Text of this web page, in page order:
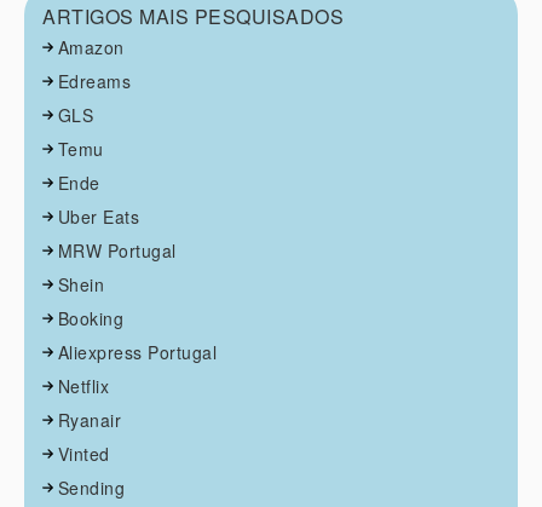
ARTIGOS MAIS PESQUISADOS
Amazon
Edreams
GLS
Temu
Ende
Uber Eats
MRW Portugal
Shein
Booking
Aliexpress Portugal
Netflix
Ryanair
Vinted
Sending